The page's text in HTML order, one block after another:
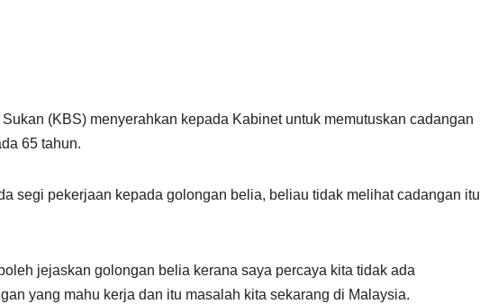
(KBS) menyerahkan kepada Kabinet untuk memutuskan cadangan
65 tahun.
segi pekerjaan kepada golongan belia, beliau tidak melihat cadangan itu
jejaskan golongan belia kerana saya percaya kita tidak ada
yang mahu kerja dan itu masalah kita sekarang di Malaysia.